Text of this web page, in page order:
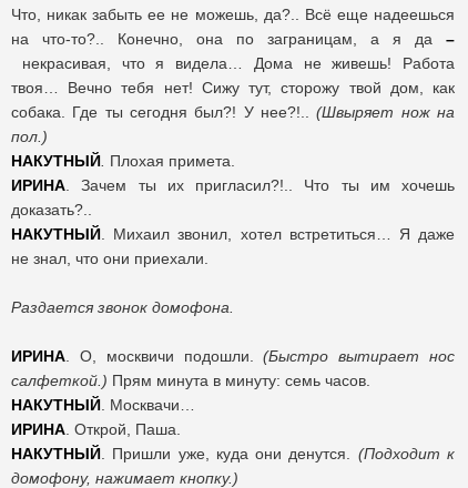
Что, никак забыть ее не можешь, да?.. Всё еще надеешься
на что-то?.. Конечно, она по заграницам, а я да –
некрасивая, что я видела… Дома не живешь! Работа
твоя… Вечно тебя нет! Сижу тут, сторожу твой дом, как
собака. Где ты сегодня был?! У нее?!..(Швыряет нож на
пол.)
НАКУТНЫЙ Плохая примета.
ИРИНА . Зачем ты их пригласил?!.. Что ты им хочешь
доказать?..
НАКУТНЫЙ . Михаил звонил, хотел встретиться… Я даже
не знал, что они приехали.
Раздается звонок домофона.
ИРИНА . О, москвичи подошли.(Быстро вытирает нос
салфеткой.) Прям минута в минуту: семь часов.
НАКУТНЫЙ . Москвачи…
ИРИНА . Открой, Паша.
НАКУТНЫЙ . Пришли уже, куда они денутся. (Подходит к
домофону, нажимает кнопку.)